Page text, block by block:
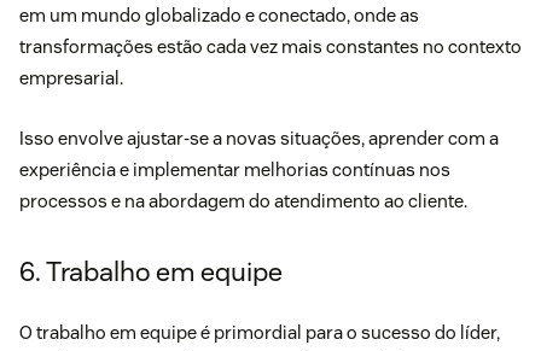
em um mundo globalizado e conectado, onde as
transformações estão cada vez mais constantes no contexto
empresarial.
Isso envolve ajustar-se a novas situações, aprender com a
experiência e implementar melhorias contínuas nos
processos e na abordagem do atendimento ao cliente.
6. Trabalho em equipe
O trabalho em equipe é primordial para o sucesso do líder,